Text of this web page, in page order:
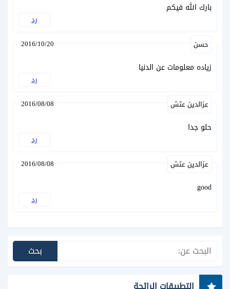
بارك الله فيكم
رد
حسن 2016/10/20
زياده معلومات عن الدنيا
رد
عزالدين عتش 2016/08/08
حلو جدا
رد
عزالدين عتش 2016/08/08
good
رد